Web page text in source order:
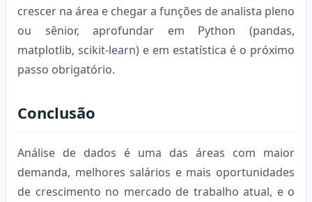
crescer na área e chegar a funções de analista pleno
ou sênior, aprofundar em Python (pandas,
matplotlib, scikit-learn) e em estatística é o próximo
passo obrigatório.
Conclusão
Análise de dados é uma das áreas com maior
demanda, melhores salários e mais oportunidades
de crescimento no mercado de trabalho atual, e o